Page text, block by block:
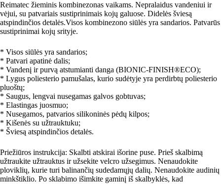
Reimatec žieminis kombinezonas vaikams. Nepralaidus vandeniui ir
vėjui, su patvariais sustiprinimais kojų galuose. Didelės šviesą
atspindinčios detalės.Visos kombinezono siūlės yra sandarios. Patvarūs
sustiprinimai kojų srityje.
* Visos siūlės yra sandarios;
* Patvari apatinė dalis;
* Vandenį ir purvą atstumianti danga (BIONIC-FINISH®ECO);
* Lygus poliesterio pamušalas, kurio sudėtyje yra perdirbtų poliesterio
pluoštų;
* Saugus, lengvai nusegamas galvos gobtuvas;
* Elastingas juosmuo;
* Nusegamos, patvarios silikoninės pėdų kilpos;
* Kišenės su užtrauktuku;
* Šviesą atspindinčios detalės.
Priežiūros instrukcija: Skalbti atskirai išorine puse. Prieš skalbimą
užtraukite užtrauktus ir užsekite velcro užsegimus. Nenaudokite
ploviklių, kurie turi balinančių sudedamųjų dalių. Nenaudokite audinių
minkštiklio. Po sklabimo išimkite gaminį iš skalbyklės, kad